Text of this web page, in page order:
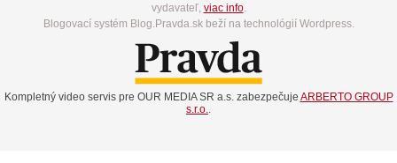
vydavateľ, viac info.
Blogovací systém Blog.Pravda.sk beží na technológií Wordpress.
Kompletný video servis pre OUR MEDIA SR a.s. zabezpečuje ARBERTO GROUP
s.r.o.